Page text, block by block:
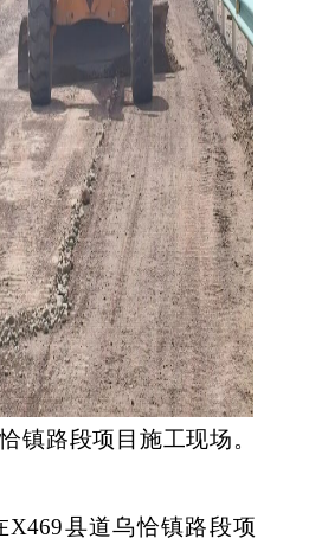
镇路段项目施工现场。
X469县道乌恰镇路段项